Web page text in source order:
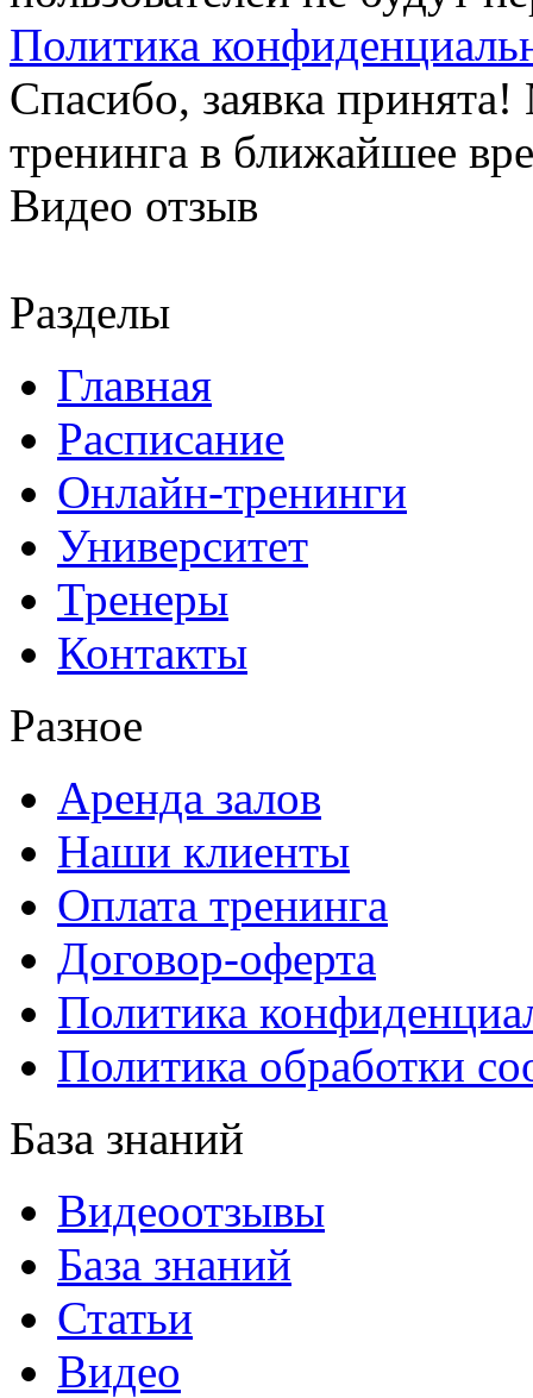
Политика
Спасибо, заявка
тренинга в ближайшее
Видео отзыв
Разделы
Главная
Расписание
Онлайн-тренинги
Университет
Тренеры
Контакты
Разное
Аренда залов
Наши клиенты
Оплата тренинга
Договор-оферта
Политика
Политика обработки
База знаний
Видеоотзывы
База знаний
Статьи
Видео